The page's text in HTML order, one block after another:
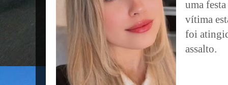
uma
vítima
foi
assalto.